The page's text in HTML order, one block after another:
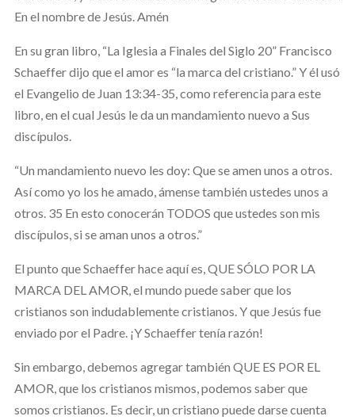
En el nombre de Jesús. Amén
En su gran libro, “La Iglesia a Finales del Siglo 20” Francisco
Schaeffer dijo que el amor es “la marca del cristiano.” Y él usó
el Evangelio de Juan 13:34-35, como referencia para este
libro, en el cual Jesús le da un mandamiento nuevo a Sus
discípulos.
“Un mandamiento nuevo les doy: Que se amen unos a otros.
Así como yo los he amado, ámense también ustedes unos a
otros. 35 En esto conocerán TODOS que ustedes son mis
discípulos, si se aman unos a otros.”
El punto que Schaeffer hace aquí es, QUE SÓLO POR LA
MARCA DEL AMOR, el mundo puede saber que los
cristianos son indudablemente cristianos. Y que Jesús fue
enviado por el Padre. ¡Y Schaeffer tenía razón!
Sin embargo, debemos agregar también QUE ES POR EL
AMOR, que los cristianos mismos, podemos saber que
somos cristianos. Es decir, un cristiano puede darse cuenta